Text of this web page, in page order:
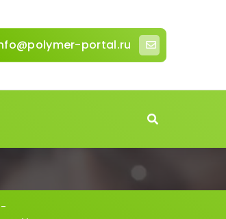
portal.ru
-